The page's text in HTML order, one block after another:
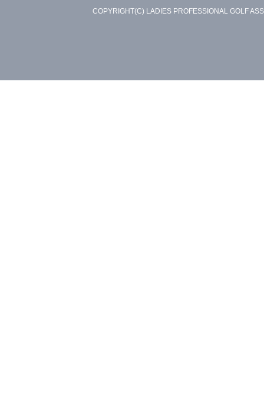
COPYRIGHT(C) LADIES PROFESSIONAL GOLF